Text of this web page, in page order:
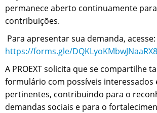
permanece aberto continuamente
contribuições.
Para apresentar sua demanda, acesse:
https://forms.gle/DQKLyoKMbwJNaaRX8
A PROEXT solicita que se compartilhe
formulário com possíveis interessados
pertinentes, contribuindo para o
demandas sociais e para o